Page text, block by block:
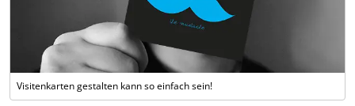
Visitenkarten gestalten kann so einfach sein!